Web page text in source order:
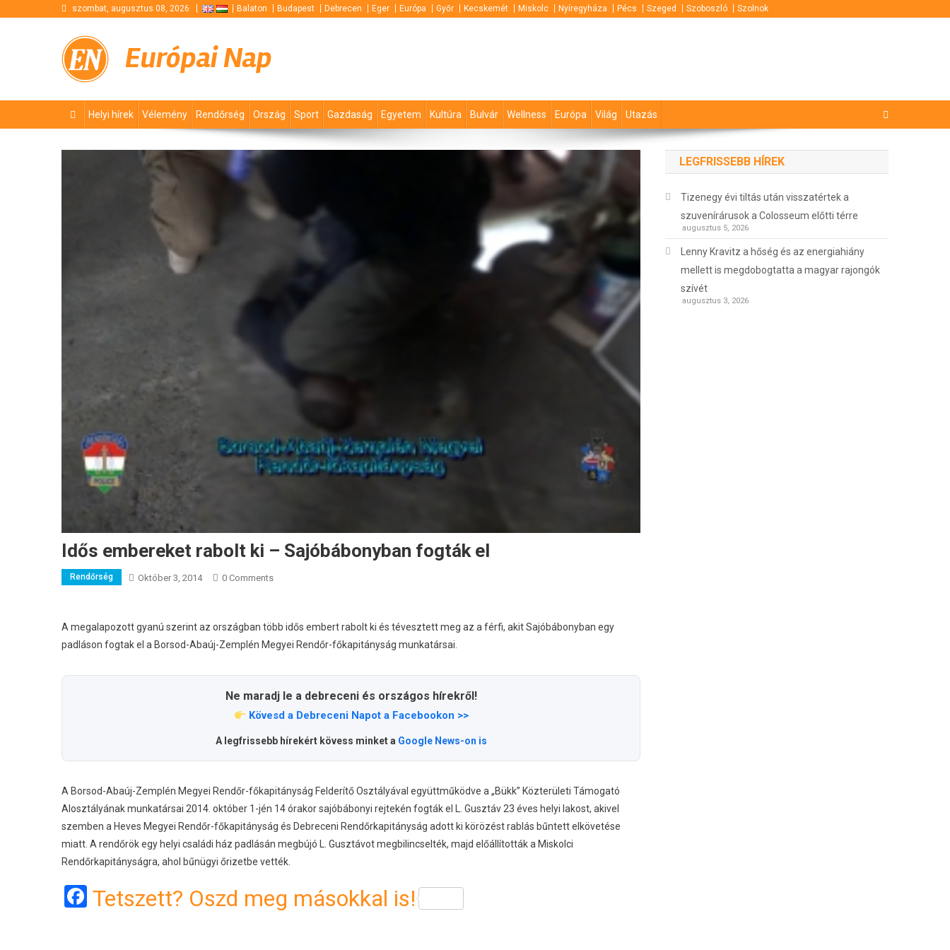
szombat, augusztus 08, 2026 Balaton Budapest Debrecen Eger Európa Győr Kecskemét Miskolc Nyíregyháza Pécs Szeged Szoboszló Szolnok
Európai Nap
Helyi hírek Vélemény Rendőrség Ország Sport Gazdaság Egyetem Kultúra Bulvár Wellness Európa Világ Utazás
Idős embereket rabolt ki – Sajóbábonyban fogták el
Rendőrség Október 3, 2014 0 Comments
A megalapozott gyanú szerint az országban több idős embert rabolt ki és tévesztett meg az a férfi, akit Sajóbábonyban egy
padláson fogtak el a Borsod-Abaúj-Zemplén Megyei Rendőr-főkapitányság munkatársai.
Ne maradj le a debreceni és országos hírekről!
Kövesd a Debreceni Napot a Facebookon >>
A legfrissebb hírekért kövess minket a Google News-on is
A Borsod-Abaúj-Zemplén Megyei Rendőr-főkapitányság Felderítő Osztályával együttműködve a „Bükk” Közterületi Támogató
Alosztályának munkatársai 2014. október 1-jén 14 órakor sajóbábonyi rejtekén fogták el L. Gusztáv 23 éves helyi lakost, akivel
szemben a Heves Megyei Rendőr-főkapitányság és Debreceni Rendőrkapitányság adott ki körözést rablás bűntett elkövetése
miatt. A rendőrök egy helyi családi ház padlásán megbújó L. Gusztávot megbilincselték, majd előállították a Miskolci
Rendőrkapitányságra, ahol bűnügyi őrizetbe vették.
Facebook
Tetszett? Oszd meg másokkal is!
LEGFRISSEBB HÍREK
Tizenegy évi tiltás után visszatértek a
szuvenírárusok a Colosseum előtti térre
augusztus 5, 2026
Lenny Kravitz a hőség és az energiahiány
mellett is megdobogtatta a magyar rajongók
szívét
augusztus 3, 2026